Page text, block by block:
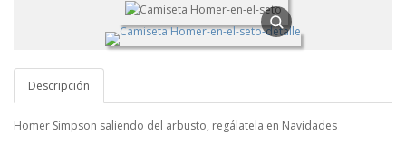
Descripción
Homer Simpson saliendo del arbusto, regálatela en Navidades